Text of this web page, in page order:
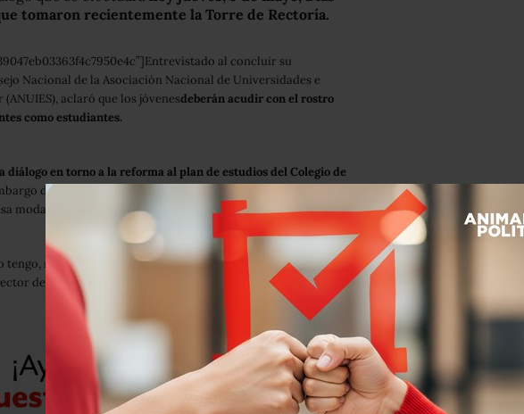
tomaron recientemente la Torre de Rectoría.
al concluir su
Nacional de la Asociación Nacional de Universidades e
aclaró que los jóvenesdeberán acudir con el rostro
como estudiantes.
a diálogo en torno a la reforma al plan de estudios del Colegio de
dejó aclaro que hasta el momento no hay un proyecto
modalidad de estudios.
tengo, no lo conozco
y no sólo no lo conozco, cuando lo he pedido
de la Universidad Nacional Autónoma de México (UNAM).